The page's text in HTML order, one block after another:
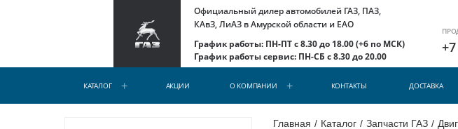
Официальный дилер автомобилей ГАЗ, ПАЗ,
КАвЗ, ЛиАЗ в Амурской области и ЕАО
График работы: ПН-ПТ с 8.30 до 18.00 (+6 по МСК)
График работы сервис: ПН-СБ с 8.30 до 20.00
КАТАЛОГ АКЦИИ О КОМПАНИИ КОНТАКТЫ ДОСТАВКА
Главная / Каталог / Запчасти ГАЗ /